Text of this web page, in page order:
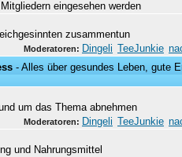
eingesehen werden
zusammentun
Moderatoren: Dingeli TeeJunkie
- Alles über gesundes Leben, gute
um das Thema abnehmen
Moderatoren: Dingeli TeeJunkie
und Nahrungsmittel